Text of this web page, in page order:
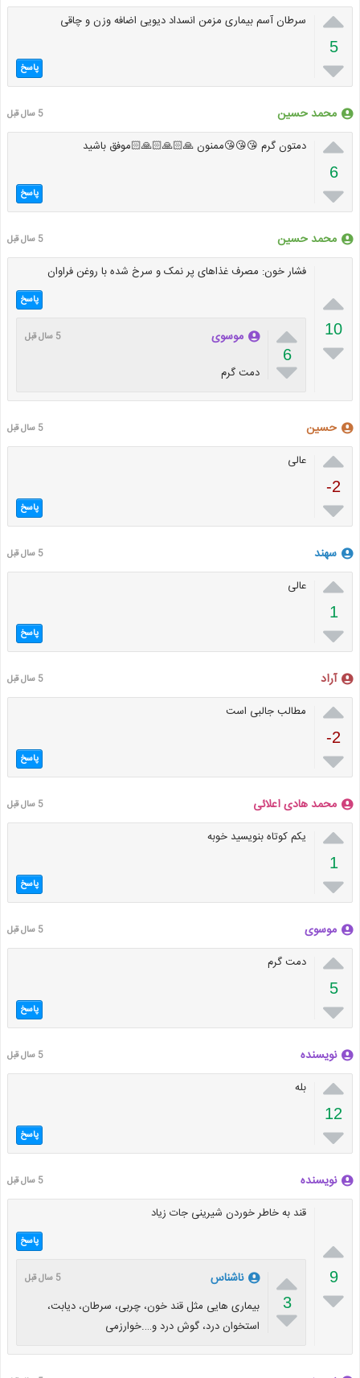

5

سرطان آسم بیماری مزمن انسداد دیویی اضافه وزن و چاقی
پاسخ
محمد حسین 5 سال قبل

6

دمتون گرم 😘😘😘ممنون 🙏🏻🙏🏻🙏🏻موفق باشید
پاسخ
محمد حسین 5 سال قبل

10

فشار خون: مصرف غذاهای پر نمک و سرخ شده با روغن فراوان
پاسخ

6

موسوی 5 سال قبل
دمت گرم
حسین 5 سال قبل

-2

عالی
پاسخ
سهند 5 سال قبل

1

عالی
پاسخ
آراد 5 سال قبل

-2

مطالب جالبی است
پاسخ
محمد هادی اعلائی 5 سال قبل

1

یکم کوتاه بنویسید خوبه
پاسخ
موسوی 5 سال قبل

5

دمت گرم
پاسخ
نویسنده 5 سال قبل

12

بله
پاسخ
نویسنده 5 سال قبل

9

قند به خاطر خوردن شیرینی جات زیاد
پاسخ

3

ناشناس 5 سال قبل
بیماری هایی مثل قند خون، چربی، سرطان، دیابت،
استخوان درد، گوش درد و….خوارزمی